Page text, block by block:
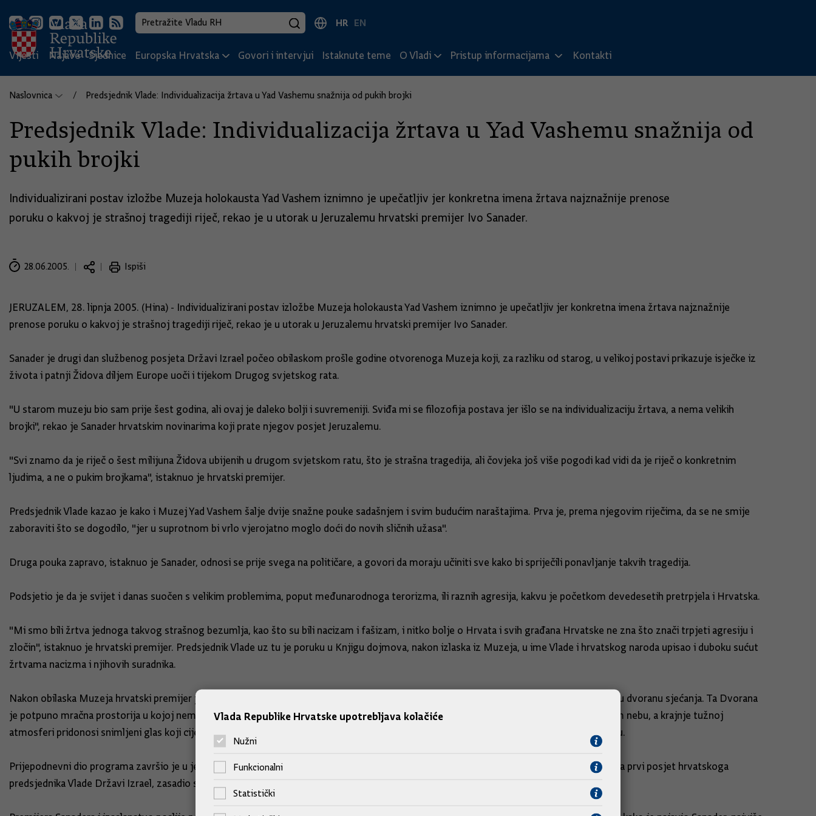
HR EN
Vijesti Najave Sjednice Europska Hrvatska Govori i intervjui Istaknute teme O Vladi Pristup informacijama Kontakti
Naslovnica Predsjednik Vlade: Individualizacija žrtava u Yad Vashemu snažnija od pukih brojki
Predsjednik Vlade: Individualizacija žrtava u Yad Vashemu snažnija od
pukih brojki
Individualizirani postav izložbe Muzeja holokausta Yad Vashem iznimno je upečatljiv jer konkretna imena žrtava najznažnije prenose
poruku o kakvoj je strašnoj tragediji riječ, rekao je u utorak u Jeruzalemu hrvatski premijer Ivo Sanader.
28.06.2005. Ispiši
JERUZALEM, 28. lipnja 2005. (Hina) - Individualizirani postav izložbe Muzeja holokausta Yad Vashem iznimno je upečatljiv jer konkretna imena žrtava najznažnije
prenose poruku o kakvoj je strašnoj tragediji riječ, rekao je u utorak u Jeruzalemu hrvatski premijer Ivo Sanader.
Sanader je drugi dan službenog posjeta Državi Izrael počeo obilaskom prošle godine otvorenoga Muzeja koji, za razliku od starog, u velikoj postavi prikazuje isječke iz
života i patnji Židova diljem Europe uoči i tijekom Drugog svjetskog rata.
"U starom muzeju bio sam prije šest godina, ali ovaj je daleko bolji i suvremeniji. Sviđa mi se filozofija postava jer išlo se na individualizaciju žrtava, a nema velikih
brojki", rekao je Sanader hrvatskim novinarima koji prate njegov posjet Jeruzalemu.
"Svi znamo da je riječ o šest milijuna Židova ubijenih u drugom svjetskom ratu, što je strašna tragedija, ali čovjeka još više pogodi kad vidi da je riječ o konkretnim
ljudima, a ne o pukim brojkama", istaknuo je hrvatski premijer.
Predsjednik Vlade kazao je kako i Muzej Yad Vashem šalje dvije snažne pouke sadašnjem i svim budućim naraštajima. Prva je, prema njegovim riječima, da se ne smije
zaboraviti što se dogodilo, "jer u suprotnom bi vrlo vjerojatno moglo doći do novih sličnih užasa".
Druga pouka zapravo, istaknuo je Sanader, odnosi se prije svega na političare, a govori da moraju učiniti sve kako bi spriječili ponavljanje takvih tragedija.
Podsjetio je da je svijet i danas suočen s velikim problemima, poput međunarodnoga terorizma, ili raznih agresija, kakvu je početkom devedesetih pretrpjela i Hrvatska.
"Mi smo bili žrtva jednoga takvog strašnog bezumlja, kao što su bili nacizam i fašizam, i nitko bolje o Hrvata i svih građana Hrvatske ne zna što znači trpjeti agresiju i
zločin", istaknuo je hrvatski premijer. Predsjednik Vlade uz tu je poruku u Knjigu dojmova, nakon izlaska iz Muzeja, u ime Vlade i hrvatskog naroda upisao i duboku sućut
žrtvama nacizma i njihovih suradnika.
Nakon obilaska Muzeja hrvatski premijer je u Dvorani sjećanja položio vijenac i simbolično pojačao vječni plamen, a zatim obišao i Dječju dvoranu sjećanja. Ta Dvorana
je potpuno mračna prostorija u kojoj nema ničega, osim stakala i ogledala, te nekolicina lampica koje izgledaju poput zvijezda na tamnom nebu, a krajnje tužnoj
atmosferi pridonosi snimljeni glas koji cijeli dan, jedno po jedno, čita imena i dob više od milijun i pol židovske djece ubijene u holokaustu.
Prijepodnevni dio programa završio je u jeruzalemskom Parku naroda, gdje je premijer Sanader pročitao Molitvu drvu, i u znak sjećanja na prvi posjet hrvatskoga
predsjednika Vlade Državi Izrael, zasadio stablo.
Vlada Republike Hrvatske upotrebljava kolačiće
Nužni
Funkcionalni
Statistički